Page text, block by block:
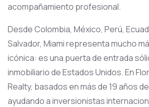
acompañamiento profesional.
Desde Colombia, México, Perú,
Salvador, Miami representa mucho
icónica: es una puerta de entrada
inmobiliario de Estados Unidos. En
Realty, basados en más de 19 años
ayudando a inversionistas